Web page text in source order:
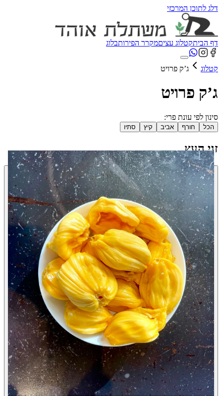
דלג לתוכן המרכזי
דף הביתקטלוג עציםמקרר הפירותבלוג
קטלוג ג’ק פרויט
ג’ק פרויט
סינון לפי עונת פרי:
הכל חורף אביב קיץ סתיו
זני העץ